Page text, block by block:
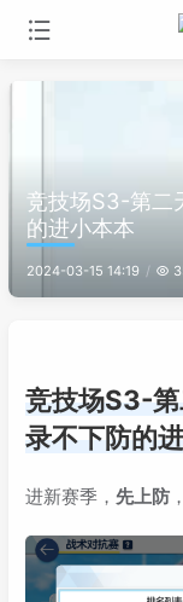
竞技场S3-第二
的进小本本
2024-03-15 14:19
竞技场S3-
录不下防的
进新赛季， 先上防